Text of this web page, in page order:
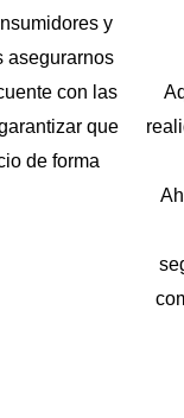
y
asegurarnos
con las
que
de forma